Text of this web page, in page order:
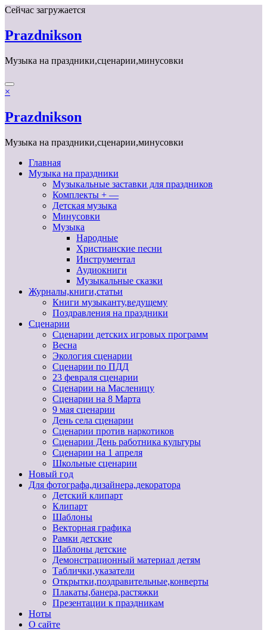
Перейти
содержимому
Сейчас загружается
Prazdnikson
Музыка на праздники,сценарии,минусовки
×
Prazdnikson
Музыка на праздники,сценарии,минусовки
Главная
Музыка на праздники
Музыкальные заставки для праздников
Комплекты + —
Детская музыка
Минусовки
Музыка
Народные
Христианские песни
Инструментал
Аудиокниги
Музыкальные сказки
Журналы,книги,статьи
Книги музыканту,ведущему
Поздравления на праздники
Сценарии
Сценарии детских игровых программ
Весна
Экология сценарии
Сценарии по ПДД
23 февраля сценарии
Сценарии на Масленицу
Сценарии на 8 Марта
9 мая сценарии
День села сценарии
Сценарии против наркотиков
Сценарии День работника культуры
Сценарии на 1 апреля
Школьные сценарии
Новый год
Для фотографа,дизайнера,декоратора
Детский клипарт
Клипарт
Шаблоны
Векторная графика
Рамки детские
Шаблоны детские
Демонстрационный материал детям
Таблички,указатели
Открытки,поздравительные,конверты
Плакаты,банера,растяжки
Презентации к праздникам
Ноты
О сайте